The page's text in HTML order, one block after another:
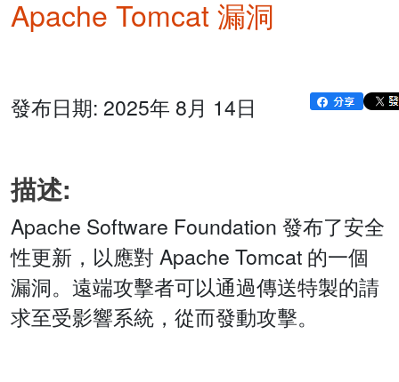
Apache Tomcat 漏洞
發布日期: 2025年 8月 14日
描述:
Apache Software Foundation 發布了安全
性更新，以應對 Apache Tomcat 的一個
漏洞。遠端攻擊者可以通過傳送特製的請
求至受影響系統，從而發動攻擊。